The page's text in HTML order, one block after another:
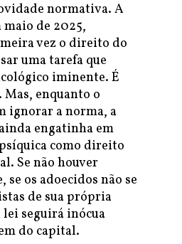
normativa. A
de 2025,
vez o direito do
uma tarefa que
iminente. É
enquanto o
ignorar a norma, a
engatinha em
como direito
Se não houver
os adoecidos não se
de sua própria
seguirá inócua
do capital.